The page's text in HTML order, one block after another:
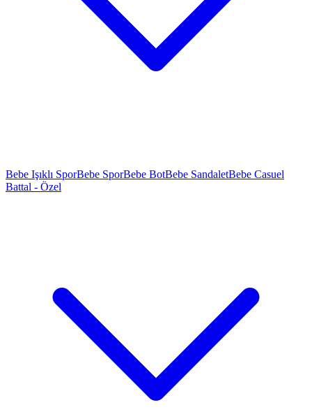
Bebe Işıklı SporBebe SporBebe BotBebe SandaletBebe Casuel
Battal - Özel